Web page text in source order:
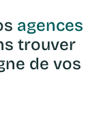
agences
trouver
de vos